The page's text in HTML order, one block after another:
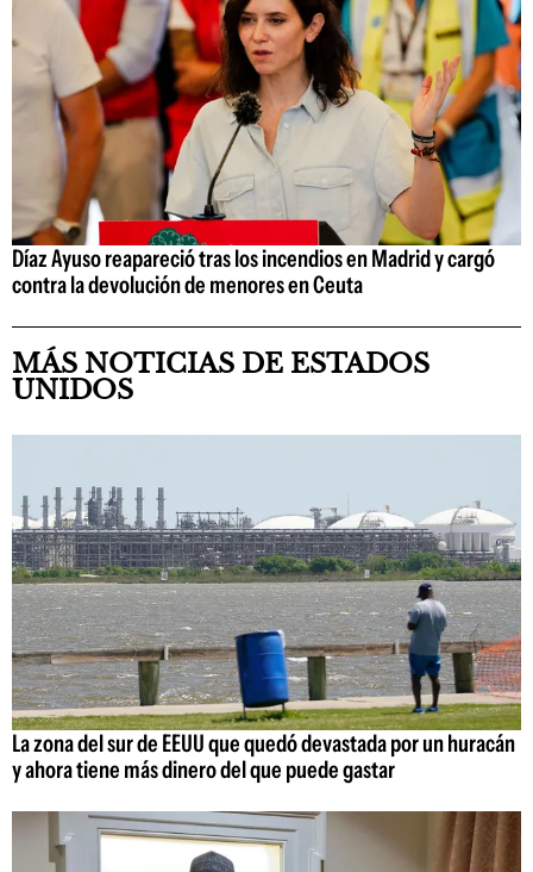
Díaz Ayuso reapareció tras los incendios en Madrid y cargó
contra la devolución de menores en Ceuta
MÁS NOTICIAS DE ESTADOS
UNIDOS
La zona del sur de EEUU que quedó devastada por un huracán
y ahora tiene más dinero del que puede gastar